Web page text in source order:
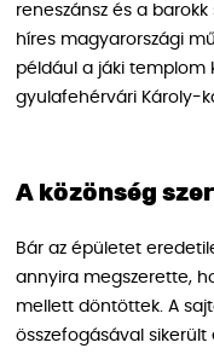
reneszánsz és a
híres magyarországi
például a jáki templom
gyulafehérvári Károly-
A közönség
Bár az épületet
annyira megszerette,
mellett döntöttek. A
összefogásával